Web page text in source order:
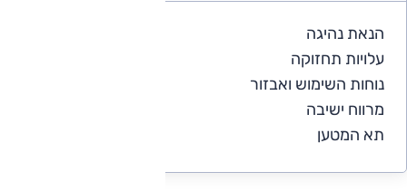
הנאת נהיגה
עלויות תחזוקה
נוחות השימוש ואבזור
מרווח ישיבה
תא המטען